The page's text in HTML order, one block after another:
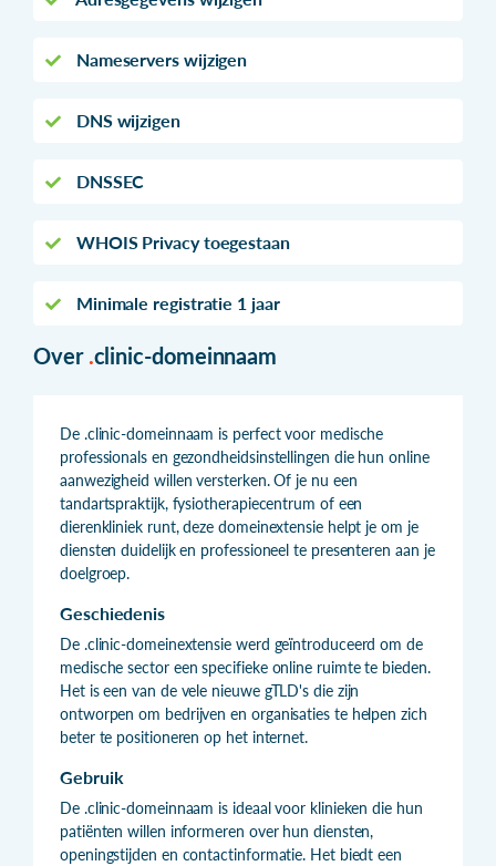
Nameservers wijzigen
DNS wijzigen
DNSSEC
WHOIS Privacy toegestaan
Minimale registratie 1 jaar
Over .clinic-domeinnaam
De .clinic-domeinnaam is perfect voor medische
professionals en gezondheidsinstellingen die hun online
aanwezigheid willen versterken. Of je nu een
tandartspraktijk, fysiotherapiecentrum of een
dierenkliniek runt, deze domeinextensie helpt je om je
diensten duidelijk en professioneel te presenteren aan je
doelgroep.
Geschiedenis
De .clinic-domeinextensie werd geïntroduceerd om de
medische sector een specifieke online ruimte te bieden.
Het is een van de vele nieuwe gTLD's die zijn
ontworpen om bedrijven en organisaties te helpen zich
beter te positioneren op het internet.
Gebruik
De .clinic-domeinnaam is ideaal voor klinieken die hun
patiënten willen informeren over hun diensten,
openingstijden en contactinformatie. Het biedt een